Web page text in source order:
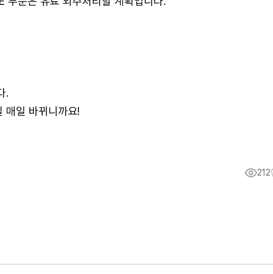
.
매일 바뀌니까요!
212